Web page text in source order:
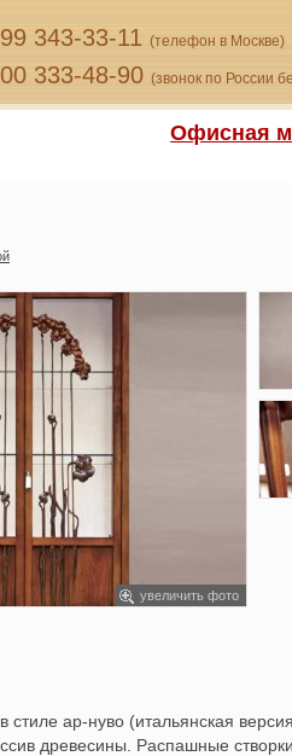
343-33-11 (телефон в Москве)
333-48-90 (звонок по России
Офисная
увеличить фото
стиле ар-нуво (итальянская
древесины. Распашные